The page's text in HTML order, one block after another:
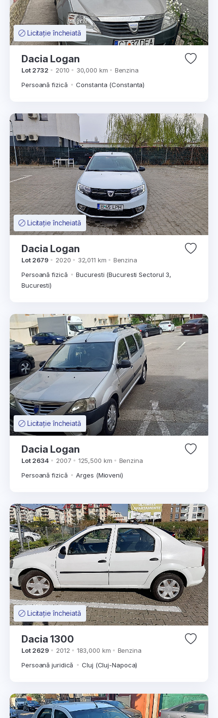
Licitație încheiată
Dacia Logan
Lot 2732 2010 30,000 km
Benzina
Persoană fizică
Constanta (Constanta)
Licitație încheiată
Dacia Logan
Lot 2679 2020 32,011 km
Benzina
Persoană fizică
Bucuresti (Bucuresti Sectorul 3,
Bucuresti)
Licitație încheiată
Dacia Logan
Lot 2634 2007 125,500 km
Benzina
Persoană fizică
Arges (Mioveni)
Licitație încheiată
Dacia 1300
Lot 2629 2012 183,000 km
Benzina
Persoană juridică
Cluj (Cluj-Napoca)